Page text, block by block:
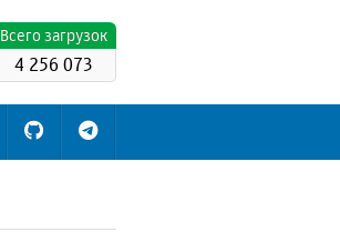
Всего загрузок
4 256 073